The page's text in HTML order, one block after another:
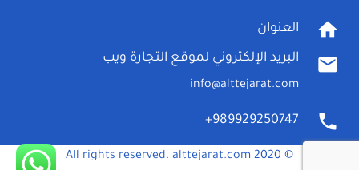
home العنوان
mail البريد الإلكتروني لموقع التجارة ويب
info@alttejarat.com
phone
989929250747+
© 2020 All rights reserved. alttejarat.com